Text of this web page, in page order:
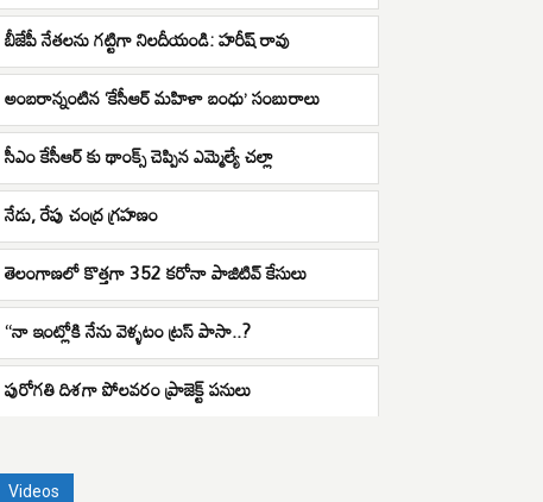
బీజేపీ నేతలను గట్టిగా నిలదీయండి: హరీష్ రావు
అంబరాన్నంటిన ‘కేసీఆర్ మహిళా బంధు’ సంబురాలు
సీఎం కేసీఆర్ కు థాంక్స్ చెప్పిన ఎమ్మెల్యే చల్లా
నేడు, రేపు చంద్ర గ్రహణం
తెలంగాణలో కొత్తగా 352 కరోనా పాజిటివ్‌ కేసులు
“నా ఇంట్లోకి నేను వెళ్ళటం ట్రస్ పాసా..?
పురోగతి దిశగా పోలవరం ప్రాజెక్ట్ పనులు
Videos